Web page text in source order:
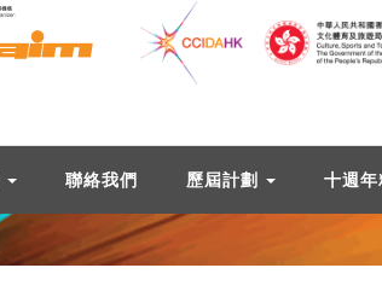
聯絡我們 歷屆計劃 十週